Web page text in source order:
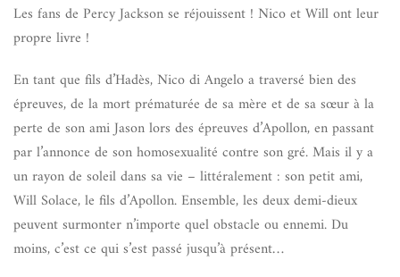
Les fans de Percy Jackson se réjouissent ! Nico et Will ont leur
propre livre !
En tant que fils d’Hadès, Nico di Angelo a traversé bien des
épreuves, de la mort prématurée de sa mère et de sa sœur à la
perte de son ami Jason lors des épreuves d’Apollon, en passant
par l’annonce de son homosexualité contre son gré. Mais il y a
un rayon de soleil dans sa vie – littéralement : son petit ami,
Will Solace, le fils d’Apollon. Ensemble, les deux demi-dieux
peuvent surmonter n’importe quel obstacle ou ennemi. Du
moins, c’est ce qui s’est passé jusqu’à présent…